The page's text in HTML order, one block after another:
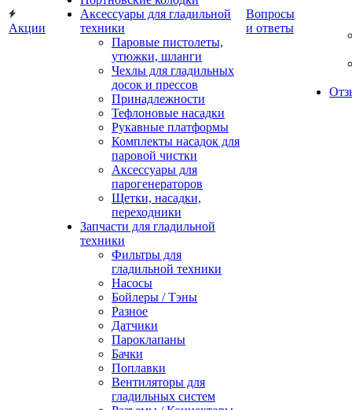
Акции
Аксессуары для гладильной
техники
Паровые пистолеты,
утюжки, шланги
Чехлы для гладильных
досок и прессов
Принадлежности
Тефлоновые насадки
Рукавные платформы
Комплекты насадок для
паровой чистки
Аксессуары для
парогенераторов
Щетки, насадки,
переходники
Запчасти для гладильной
техники
Фильтры для
гладильной техники
Насосы
Бойлеры / Тэны
Разное
Датчики
Пароклапаны
Бачки
Поплавки
Вентиляторы для
гладильных систем
Вопросы
и ответы